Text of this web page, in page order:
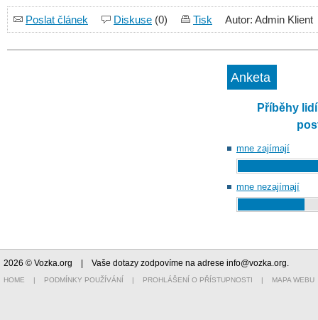
Poslat článek Diskuse (0) Tisk Autor: Admin Klient
Anketa
Příběhy
mne zajímají
mne nezajímají
2026 © Vozka.org | Vaše dotazy zodpovíme na adrese info@vozka.org.
HOME | PODMÍNKY POUŽÍVÁNÍ | PROHLÁŠENÍ O PŘÍSTUPNOSTI | MAPA WEBU